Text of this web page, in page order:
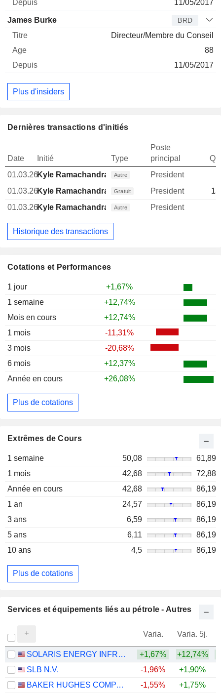
Cotations et Performances
1 jour
+1,67%
1 semaine
+12,74%
Mois en cours
+12,74%
1 mois
-11,31%
3 mois
-20,68%
6 mois
+12,37%
Année en cours
+26,08%
Plus de cotations
Extrêmes de Cours
1 semaine 50,08
61,89
1 mois
42,68
72,88
Année en cours
42,68
86,19
1 an
24,57
86,19
3 ans
6,59
86,19
5 ans
6,11
86,19
10 ans
4,5 86,19
Plus de cotations
11/05/2017
James Burke BRD
Directeur/Membre du Conseil
88
11/05/2017
Plus d'insiders
Dernières transactions d'initiés
Date Initié Type
Poste
principal
01.03.26Kyle Ramachandran Autre
President
01.03.26Kyle Ramachandran Gratuit President
01.03.26Kyle Ramachandran Autre President
Historique des transactions
Services et équipements liés au pétrole - Autres
Varia. Varia. 5j.
SOLARIS ENERGY INFRASTRUCTURE, INC. +1,67% +12,74%
SLB N.V.
-1,96% +1,90%
BAKER HUGHES COMPANY
-1,55% +1,75%